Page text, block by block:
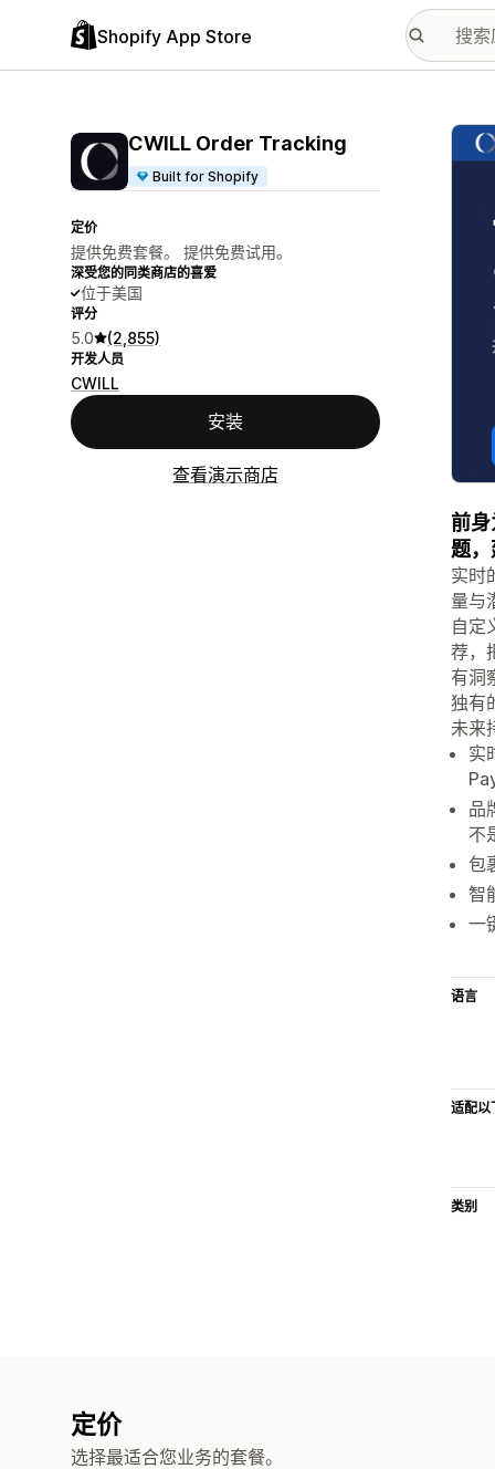
Shopify App Store
CWILL Order Tracking
Built for Shopify
定价
提供免费套餐。 提供免费试用。
深受您的同类商店的喜爱
位于美国
评分
5.0 (2,855)
开发人员
CWILL
安装
查看演示商店
配图
前
题
实时
量与
自定
荐，
有洞
独有
未来
实
品
不
包
智
一
语言
适配以
类别
定价
选择最适合您业务的套餐。